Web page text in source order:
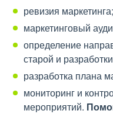
ревизия маркетинга;
маркетинговый
определение
старой и
разработка плана
мониторинг и
мероприятий.